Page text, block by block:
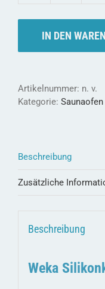
Set
-
Menge
IN DEN
Artikelnummer: n. v.
Kategorie:
Beschreibung
Zusätzliche
Beschreibung
Weka